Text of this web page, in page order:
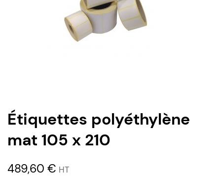
Étiquettes polyéthylène
mat 105 x 210
489,60 € HT